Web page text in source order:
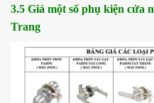
3.5 Giá một số phụ kiện cửa
Trang